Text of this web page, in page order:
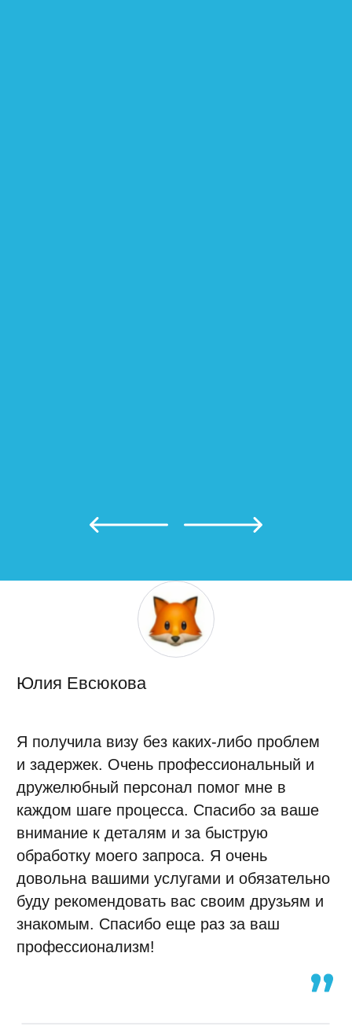
Рейтинг организации в Яндексе
Анна Курочкина
Хочу выразить благодарность визовому
центру за оказание помощи в подаче и
получении шенгенской визы. У меня был
очень не простой случай: ранее уже был
отказ в национальной визе, к тому же
цели поездки не совсем совпадали.
Вопреки всем опасениям, я получила